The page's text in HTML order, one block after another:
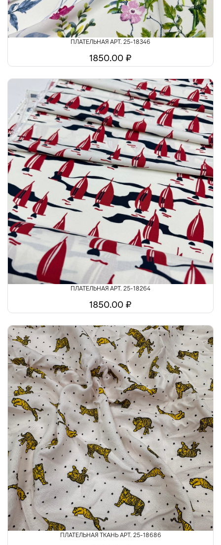
ПЛАТЕЛЬНАЯ АРТ. 25-18346
1850.00 ₽
ПЛАТЕЛЬНАЯ АРТ. 25-18264
1850.00 ₽
ПЛАТЕЛЬНАЯ ТКАНЬ АРТ. 25-18686